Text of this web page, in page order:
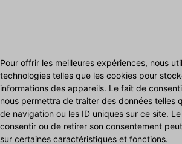
Pour offrir les meilleures expériences, nous
technologies telles que les cookies pour
informations des appareils. Le fait de
nous permettra de traiter des données telles
de navigation ou les ID uniques sur ce site.
consentir ou de retirer son consentement
sur certaines caractéristiques et fonctions.